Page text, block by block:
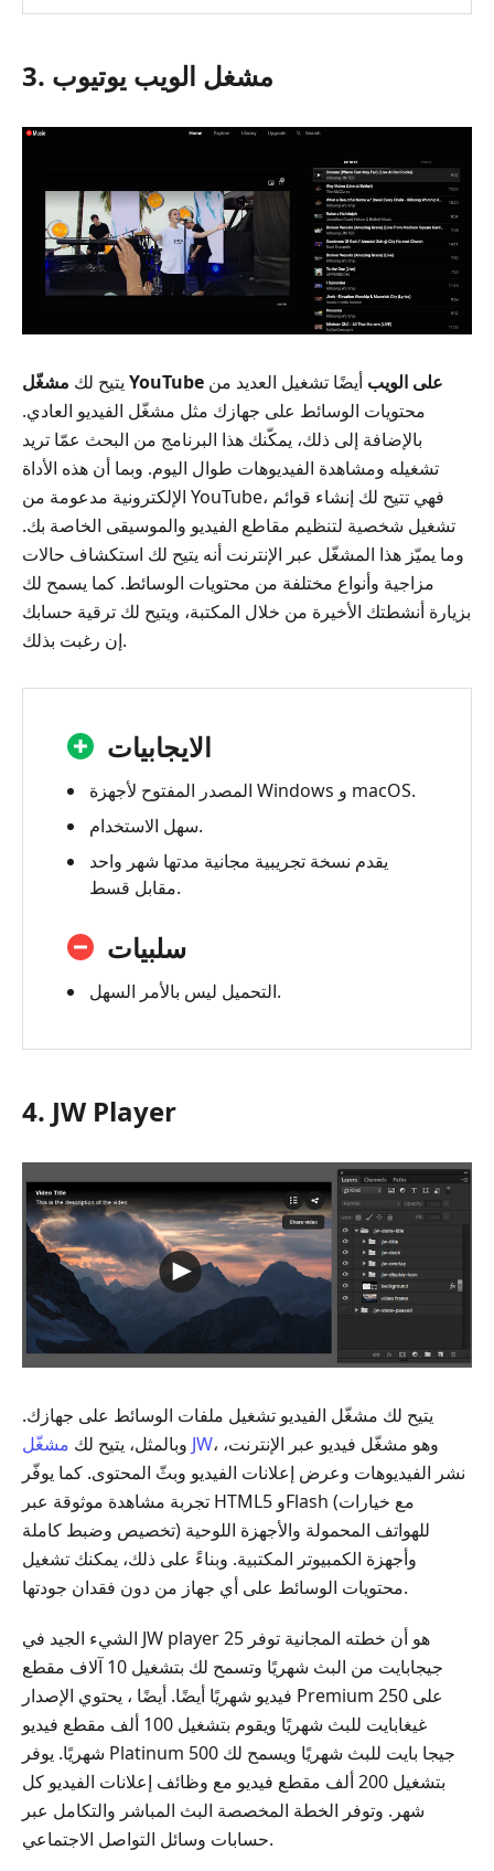
3. مشغل الويب يوتيوب
يتيح لك مشغّل YouTube على الويب أيضًا تشغيل العديد من
محتويات الوسائط على جهازك مثل مشغّل الفيديو العادي.
بالإضافة إلى ذلك، يمكّنك هذا البرنامج من البحث عمّا تريد
تشغيله ومشاهدة الفيديوهات طوال اليوم. وبما أن هذه الأداة
الإلكترونية مدعومة من YouTube، فهي تتيح لك إنشاء قوائم
تشغيل شخصية لتنظيم مقاطع الفيديو والموسيقى الخاصة بك.
وما يميّز هذا المشغّل عبر الإنترنت أنه يتيح لك استكشاف حالات
مزاجية وأنواع مختلفة من محتويات الوسائط. كما يسمح لك
بزيارة أنشطتك الأخيرة من خلال المكتبة، ويتيح لك ترقية حسابك
إن رغبت بذلك.
الايجابيات
المصدر المفتوح لأجهزة Windows و macOS.
سهل الاستخدام.
يقدم نسخة تجريبية مجانية مدتها شهر واحد
مقابل قسط.
سلبيات
التحميل ليس بالأمر السهل.
4. JW Player
يتيح لك مشغّل الفيديو تشغيل ملفات الوسائط على جهازك.
وبالمثل، يتيح لك مشغّل JW، وهو مشغّل فيديو عبر الإنترنت،
نشر الفيديوهات وعرض إعلانات الفيديو وبثّ المحتوى. كما يوفّر
تجربة مشاهدة موثوقة عبر HTML5 وFlash (مع خيارات
تخصيص وضبط كاملة) للهواتف المحمولة والأجهزة اللوحية
وأجهزة الكمبيوتر المكتبية. وبناءً على ذلك، يمكنك تشغيل
محتويات الوسائط على أي جهاز من دون فقدان جودتها.
الشيء الجيد في JW player هو أن خطته المجانية توفر 25
جيجابايت من البث شهريًا وتسمح لك بتشغيل 10 آلاف مقطع
فيديو شهريًا أيضًا. أيضًا ، يحتوي الإصدار Premium على 250
غيغابايت للبث شهريًا ويقوم بتشغيل 100 ألف مقطع فيديو
شهريًا. يوفر Platinum 500 جيجا بايت للبث شهريًا ويسمح لك
بتشغيل 200 ألف مقطع فيديو مع وظائف إعلانات الفيديو كل
شهر. وتوفر الخطة المخصصة البث المباشر والتكامل عبر
حسابات وسائل التواصل الاجتماعي.